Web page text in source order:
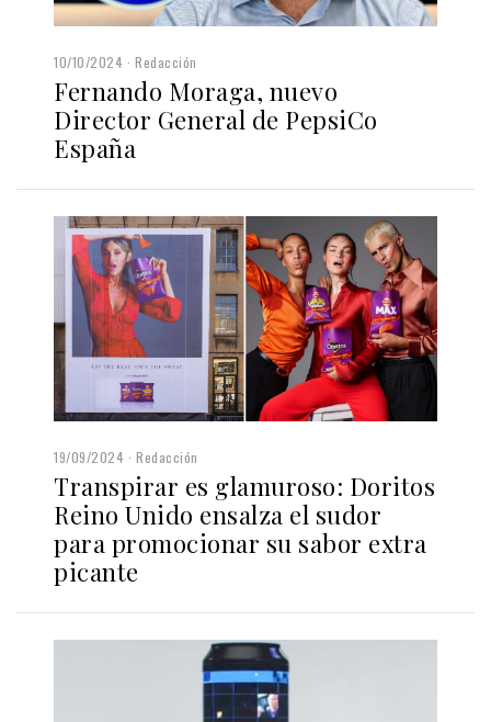
10/10/2024 Redacción
Fernando Moraga, nuevo
Director General de PepsiCo
España
19/09/2024 Redacción
Transpirar es glamuroso: Doritos
Reino Unido ensalza el sudor
para promocionar su sabor extra
picante